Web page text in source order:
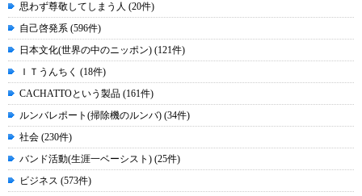
思わず尊敬してしまう人 (20件)
自己啓発系 (596件)
日本文化(世界の中のニッポン) (121件)
ＩＴうんちく (18件)
CACHATTOという製品 (161件)
ルンバレポート(掃除機のルンバ) (34件)
社会 (230件)
バンド活動(生涯一ベーシスト) (25件)
ビジネス (573件)